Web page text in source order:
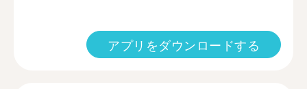
アプリをダウンロードする